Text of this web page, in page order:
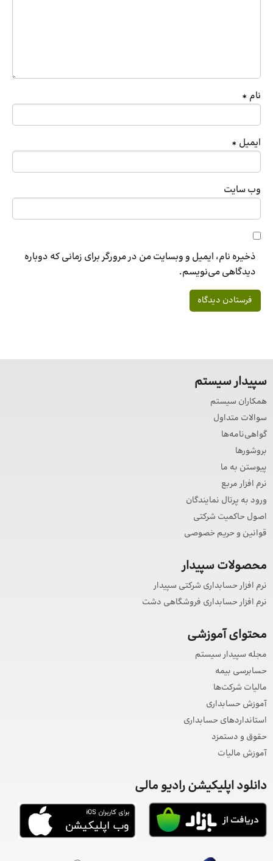
نام *
ایمیل *
وب‌ سایت
ذخیره نام، ایمیل و وبسایت من در مرورگر برای زمانی که دوباره
دیدگاهی می‌نویسم.
سپیدار سیستم
همکاران سیستم
سوالات متداول
گواهی‌نامه‌ها
بروشورها
پیوستن به ما
نرم افزار مربع
ورود به پرتال نمایندگان
اصول حاکمیت شرکتی
قوانین و حریم خصوصی
محصولات سپیدار
نرم افزار حسابداری شرکتی سپیدار
نرم افزار حسابداری فروشگاهی دشت
محتوای آموزشی
مجله سپیدار سیستم
حسابرسی بیمه
مالیات شرکت‌ها
آموزش حسابداری
استانداردهای حسابداری
حقوق و دستمزد
آموزش مالیات
دانلود اپلیکیشن رادیو مالی